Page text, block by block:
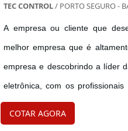
TEC CONTROL/ PORTO SEGURO -
A empresa ou cliente que
melhor empresa que é
empresa e descobrindo a líder
eletrônica, com os
completa para equipar o
FECHADURA ELETRÔNICAA T...
COTAR AGORA